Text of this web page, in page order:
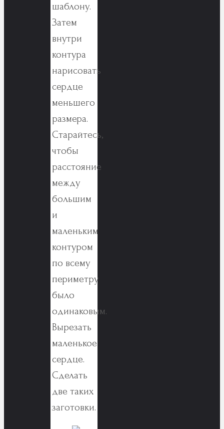
шаблону.
Затем
внутри
контура
нарисовать
сердце
меньшего
размера.
Старайтесь,
чтобы
расстояние
между
большим
и
маленьким
контуром
по всему
периметру
было
одинаковым.
Вырезать
маленькое
сердце.
Сделать
две таких
заготовки.